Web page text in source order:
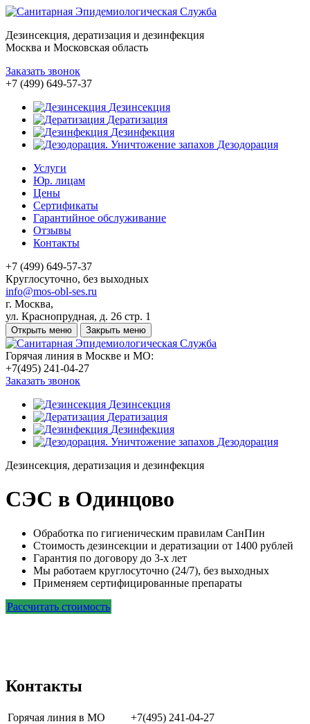
Дезинсекция, дератизация и дезинфекция
Москва и Московская область
Заказать звонок
+7 (499) 649-57-37
Дезинсекция
Дератизация
Дезинфекция
Дезодорация
Услуги
Юр. лицам
Цены
Сертификаты
Гарантийное обслуживание
Отзывы
Контакты
+7 (499) 649-57-37
Круглосуточно, без выходных
info@mos-obl-ses.ru
г. Москва,
ул. Краснопрудная, д. 26 стр. 1
Открыть меню Закрыть меню
Горячая линия в Москве и МО:
+7(495) 241-04-27
Заказать звонок
Дезинсекция
Дератизация
Дезинфекция
Дезодорация
Дезинсекция, дератизация и дезинфекция
СЭС в Одинцово
Обработка по гигиеническим правилам СанПин
Стоимость дезинсекции и дератизации от 1400 рублей
Гарантия по договору до 3-х лет
Мы работаем круглосуточно (24/7), без выходных
Применяем сертифицированные препараты
Рассчитать стоимость
Контакты
Горячая линия в МО
+7(495) 241-04-27